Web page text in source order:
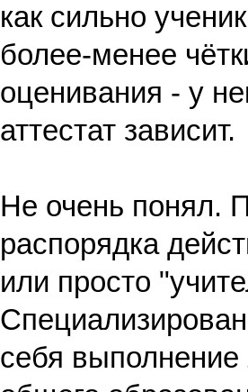
как сильно
более-менее
оценивания - у
аттестат зависит.
Не очень понял.
распорядка
или просто
себя выполнение